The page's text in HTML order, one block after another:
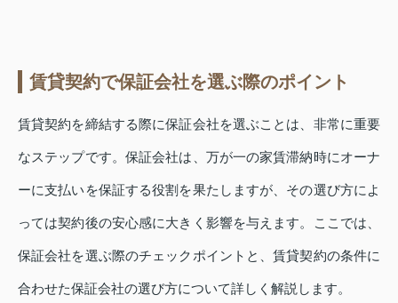
賃貸契約で保証会社を選ぶ際のポイント
賃貸契約を締結する際に保証会社を選ぶことは、非常に重要
なステップです。保証会社は、万が一の家賃滞納時にオーナ
ーに支払いを保証する役割を果たしますが、その選び方によ
っては契約後の安心感に大きく影響を与えます。ここでは、
保証会社を選ぶ際のチェックポイントと、賃貸契約の条件に
合わせた保証会社の選び方について詳しく解説します。